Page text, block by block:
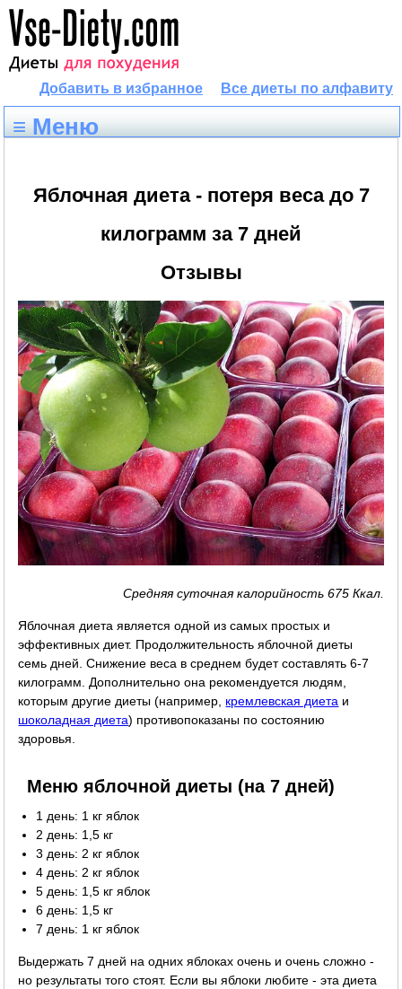
Все диеты по алфавиту
Добавить в избранное
≡ Меню
Яблочная диета - потеря веса до 7
килограмм за 7 дней
Отзывы
Средняя суточная калорийность 675 Ккал.
Яблочная диета является одной из самых простых и
эффективных диет. Продолжительность яблочной диеты
семь дней. Снижение веса в среднем будет составлять 6-7
килограмм. Дополнительно она рекомендуется людям,
которым другие диеты (например, кремлевская диета и
шоколадная диета) противопоказаны по состоянию
здоровья.
Меню яблочной диеты (на 7 дней)
1 день: 1 кг яблок
2 день: 1,5 кг
3 день: 2 кг яблок
4 день: 2 кг яблок
5 день: 1,5 кг яблок
6 день: 1,5 кг
7 день: 1 кг яблок
Выдержать 7 дней на одних яблоках очень и очень сложно -
но результаты того стоят. Если вы яблоки любите - эта диета